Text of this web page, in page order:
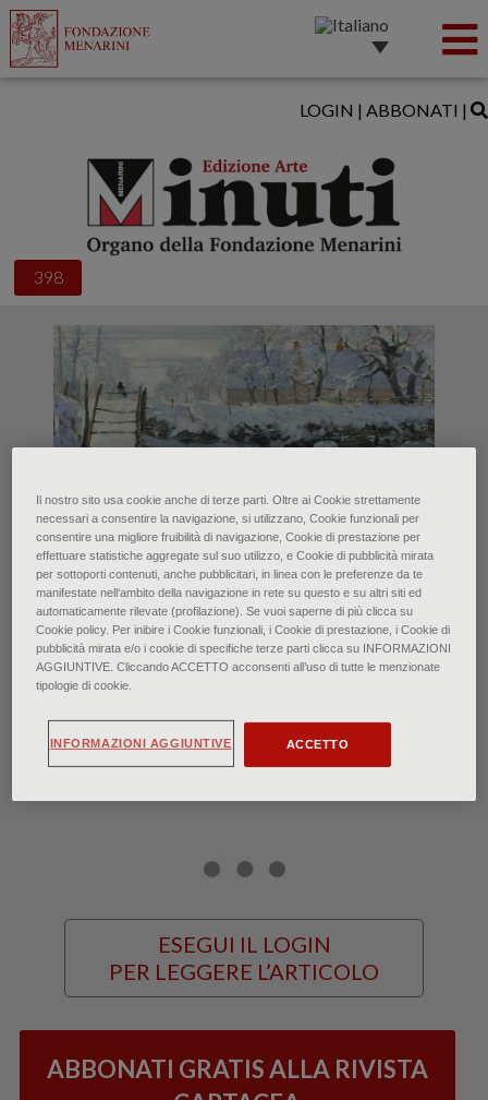
398
LOGIN | ABBONATI |
Claude Monet: La gazza - Parigi, Musée d’Orsay
La neve: i colori dell’inverno
di Francesca Bardi • Gennaio 2021
“Aveva quasi smesso di nevicare. La
sera era nitida come un disegno a
ESEGUI IL LOGIN
PER LEGGERE L’ARTICOLO
ABBONATI GRATIS ALLA RIVISTA
Il nostro sito usa cookie anche di terze parti. Oltre ai Cookie strettamente
necessari a consentire la navigazione, si utilizzano, Cookie funzionali per
consentire una migliore fruibilità di navigazione, Cookie di prestazione per
effettuare statistiche aggregate sul suo utilizzo, e Cookie di pubblicità mirata
per sottoporti contenuti, anche pubblicitari, in linea con le preferenze da te
manifestate nell‘ambito della navigazione in rete su questo e su altri siti ed
automaticamente rilevate (profilazione). Se vuoi saperne di più clicca su
Cookie policy. Per inibire i Cookie funzionali, i Cookie di prestazione, i Cookie di
pubblicità mirata e/o i cookie di specifiche terze parti clicca su INFORMAZIONI
AGGIUNTIVE. Cliccando ACCETTO acconsenti all’uso di tutte le menzionate
tipologie di cookie.
ACCETTO
INFORMAZIONI AGGIUNTIVE